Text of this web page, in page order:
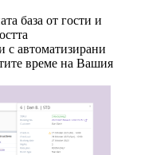
база от гости и
с автоматизирани
време на Вашия